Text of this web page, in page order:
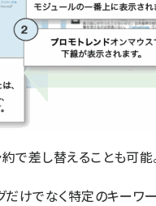
で差し替えることも可能
だけでなく特定のキー